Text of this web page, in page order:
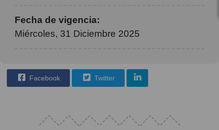
Fecha de vigencia:
Miércoles, 31 Diciembre 2025
Facebook Twitter